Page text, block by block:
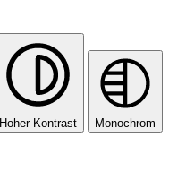
Hoher Kontrast Monochrom